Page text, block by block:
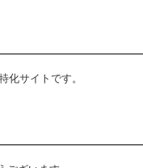
化サイトです。